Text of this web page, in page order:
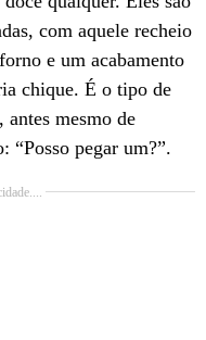
com aquele recheio
e um acabamento
chique. É o tipo de
antes mesmo de
“Posso pegar um?”.